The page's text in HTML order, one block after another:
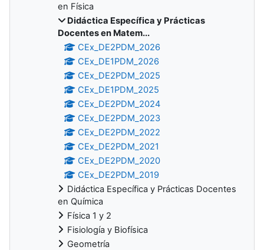
en Física
Didáctica Específica y Prácticas
Docentes en Matem...
CEx_DE2PDM_2026
CEx_DE1PDM_2026
CEx_DE2PDM_2025
CEx_DE1PDM_2025
CEx_DE2PDM_2024
CEx_DE2PDM_2023
CEx_DE2PDM_2022
CEx_DE2PDM_2021
CEx_DE2PDM_2020
CEx_DE2PDM_2019
Didáctica Específica y Prácticas Docentes
en Química
Física 1 y 2
Fisiología y Biofísica
Geometría